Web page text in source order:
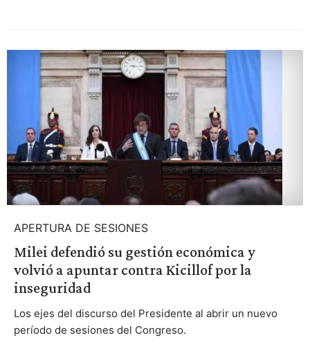
APERTURA DE SESIONES
Milei defendió su gestión económica y
volvió a apuntar contra Kicillof por la
inseguridad
Los ejes del discurso del Presidente al abrir un nuevo
período de sesiones del Congreso.